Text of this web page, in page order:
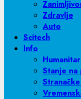
Zdravlje
Auto
Scitech
Info
Stanje na